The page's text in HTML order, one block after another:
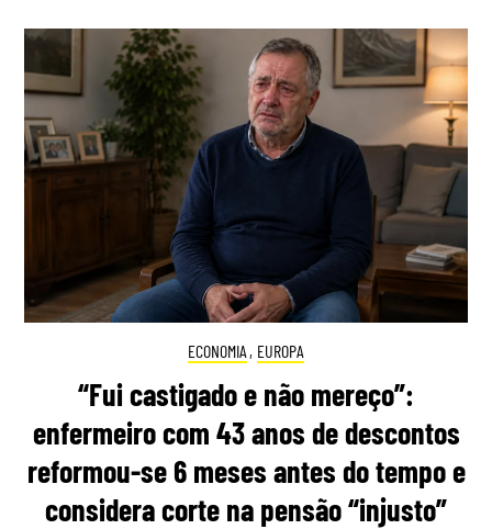
ECONOMIA , EUROPA
“Fui castigado e não mereço”:
enfermeiro com 43 anos de descontos
reformou-se 6 meses antes do tempo e
considera corte na pensão “injusto”